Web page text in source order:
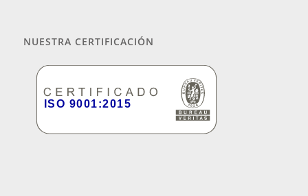
NUESTRA CERTIFICACIÓN